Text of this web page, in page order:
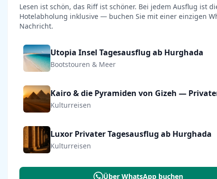
Lesen ist schön, das Riff ist schöner. Bei jedem Ausflug ist
Hotelabholung inklusive — buchen Sie mit einer einzigen
Nachricht.
Utopia Insel Tagesausflug ab Hurghada
Bootstouren & Meer
Kulturreisen
Luxor Privater Tagesausflug ab Hurghada
Kulturreisen
Über WhatsApp buchen